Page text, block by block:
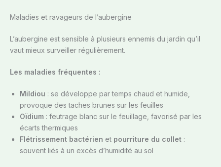
Maladies et ravageurs de l’aubergine
L’aubergine est sensible à plusieurs ennemis du jardin qu’il
vaut mieux surveiller régulièrement.
Les maladies fréquentes :
Mildiou : se développe par temps chaud et humide,
provoque des taches brunes sur les feuilles
Oïdium : feutrage blanc sur le feuillage, favorisé par les
écarts thermiques
Flétrissement bactérien et pourriture du collet :
souvent liés à un excès d’humidité au sol